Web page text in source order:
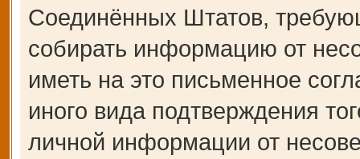
Соединённых Штатов,
собирать информацию от
иметь на это письменное
иного вида подтверждения
личной информации от